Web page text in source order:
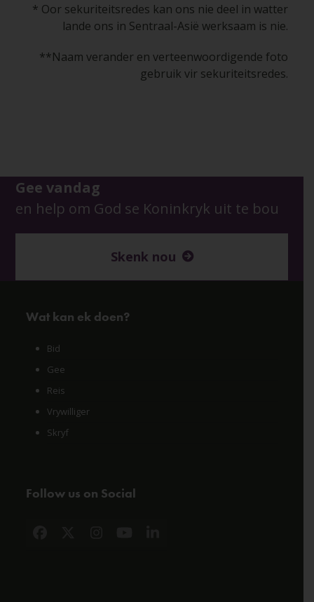
* Oor sekuriteitsredes kan ons nie deel in watter
lande ons in Sentraal-Asië werksaam is nie.
**Naam verander en verteenwoordigende foto
gebruik vir sekuriteitsredes.
Gee vandag
en help om God se Koninkryk uit te bou
Skenk nou
Wat kan ek doen?
Bid
Gee
Reis
Vrywilliger
Skryf
Follow us on Social